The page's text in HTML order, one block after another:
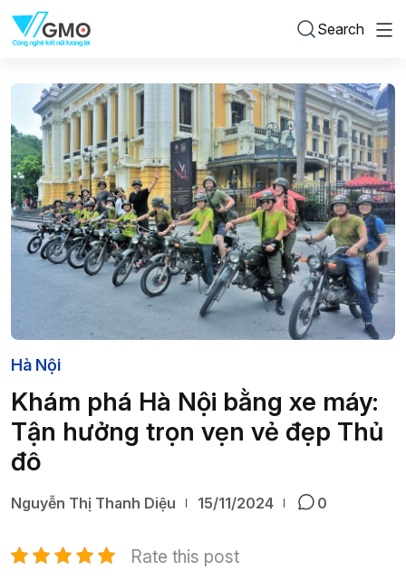
Search
Hà Nội
Khám phá Hà Nội bằng xe máy:
Tận hưởng trọn vẹn vẻ đẹp Thủ
đô
Nguyễn Thị Thanh Diệu 15/11/2024 0
Rate this post